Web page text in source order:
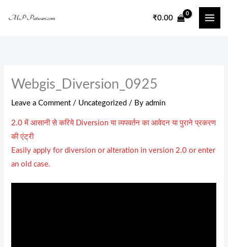
₹0.00
Webgis_Diversion_0925
Leave a Comment / Uncategorized / Byadmin
2.0 में आसानी से करिये Diversion या व्‍यपवर्तन का आवेदन या पुराने प्रकरण
की एंट्री
Easily apply for diversion or alteration in version 2.0 or enter
an old case.